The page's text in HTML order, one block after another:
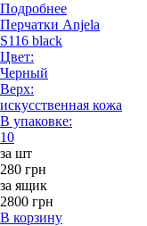
Подробнее
Перчатки Anjela
S116 black
Цвет:
Черный
Верх:
искусственная кожа
В упаковке:
10
за шт
280 грн
за ящик
2800 грн
В корзину